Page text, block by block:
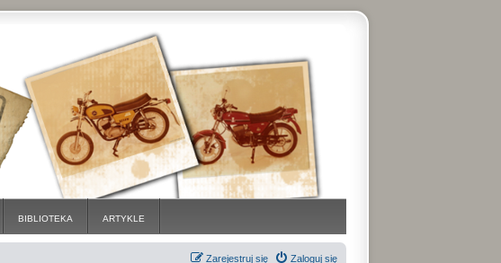
BIBLIOTEKA ARTYKLE
Zaloguj się
Zarejestruj się